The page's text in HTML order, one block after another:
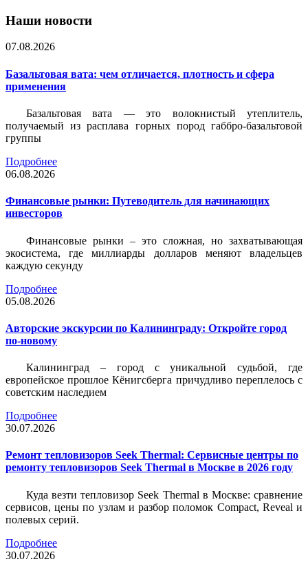
Наши новости
07.08.2026
Базальтовая вата: чем отличается, плотность и сфера
применения
Базальтовая вата — это волокнистый утеплитель,
получаемый из расплава горных пород габбро-базальтовой
группы
Подробнее
06.08.2026
Финансовые рынки: Путеводитель для начинающих
инвесторов
Финансовые рынки – это сложная, но захватывающая
экосистема, где миллиарды долларов меняют владельцев
каждую секунду
Подробнее
05.08.2026
Авторские экскурсии по Калининграду: Откройте город
по-новому
Калининград – город с уникальной судьбой, где
европейское прошлое Кёнигсберга причудливо переплелось с
советским наследием
Подробнее
30.07.2026
Ремонт тепловизоров Seek Thermal: Сервисные центры по
ремонту тепловизоров Seek Thermal в Москве в 2026 году
Куда везти тепловизор Seek Thermal в Москве: сравнение
сервисов, цены по узлам и разбор поломок Compact, Reveal и
полевых серий.
Подробнее
30.07.2026